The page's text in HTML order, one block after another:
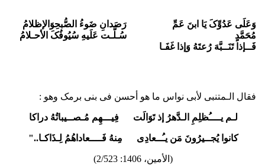
وَعَلَى عَدُوِّکَ یَا ابنَ عَمِّ
مُحَمَّدٍ
فَــإذا تَنَــبَّهَ رُعتَهُ وَإذا غَفَـا
رَصَدانِ ضَوءُ الصُّبحِوَالإظلامُ
سُـلَّـت عَلَیهِ سُیُوفُکَ الأحـلامُ
فقال الـمتنبی لأبی نواس ما هو أحسن فی بنی برمک وهو :
لـم یــــُظلِمِ الـدَّهرُ إذ تَوَالَت فِیـــهِم مُـصــیباتُهُ دراکا
کانوا یُجــیرُونَ مَن یـُــعادِی مِنهُ فَــــعاداهُمُ لِـذَاکـا.."
(الأمین، 1406: 2/523)